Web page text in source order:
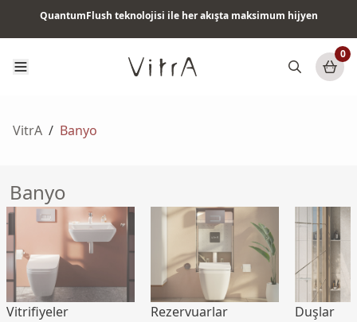
QuantumFlush teknolojisi ile her akışta maksimum hijyen
0
VitrA / Banyo
Banyo
Vitrifiyeler Rezervuarlar Duşlar